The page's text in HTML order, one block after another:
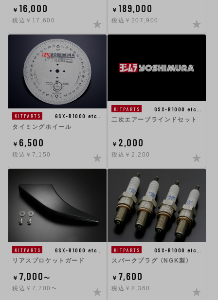
￥ 16,000
税込￥17,600
￥ 189,000
税込￥207,900
KITPARTS
GSX-R1000 etc…
タイミングホイール
￥ 6,500
税込￥7,150
KITPARTS
GSX-R1000 etc…
二次エアーブラインドセット
￥ 2,000
税込￥2,200
KITPARTS
GSX-R1000 etc…
リアスプロケットガード
￥ 7,000〜
税込￥7,700〜
KITPARTS
GSX-R1000 etc…
スパークプラグ （NGK製）
￥ 7,600
税込￥8,360